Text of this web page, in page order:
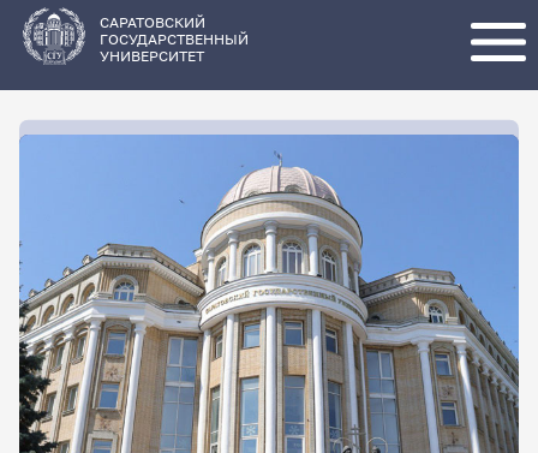
основному
содержанию
САРАТОВСКИЙ
ГОСУДАРСТВЕННЫЙ
УНИВЕРСИТЕТ